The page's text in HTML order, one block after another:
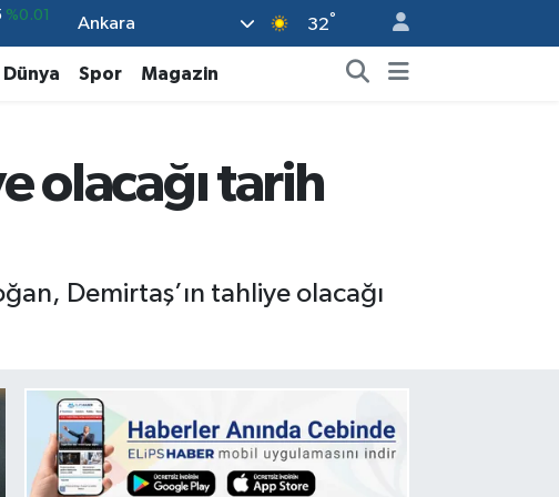
%0.02
%2.12
%0.17
Ankara 32°
Dünya Spor Magazin
olacağı tarih
Demirtaş’ın tahliye olacağı